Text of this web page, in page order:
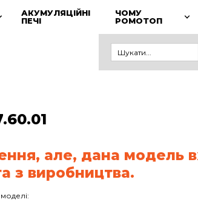
АКУМУЛЯЦІЙНІ
ПЕЧІ
ЧОМУ
РОМОТОП
але, дана модель
з виробництва.